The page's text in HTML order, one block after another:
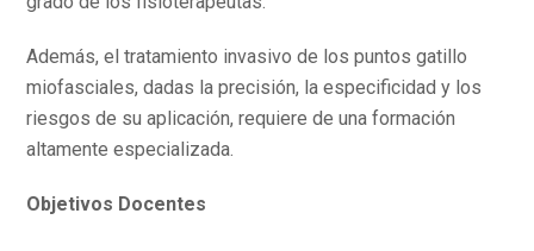
Además, el tratamiento invasivo de los puntos gatillo
miofasciales, dadas la precisión, la especificidad y los
riesgos de su aplicación, requiere de una formación
altamente especializada.
Objetivos Docentes